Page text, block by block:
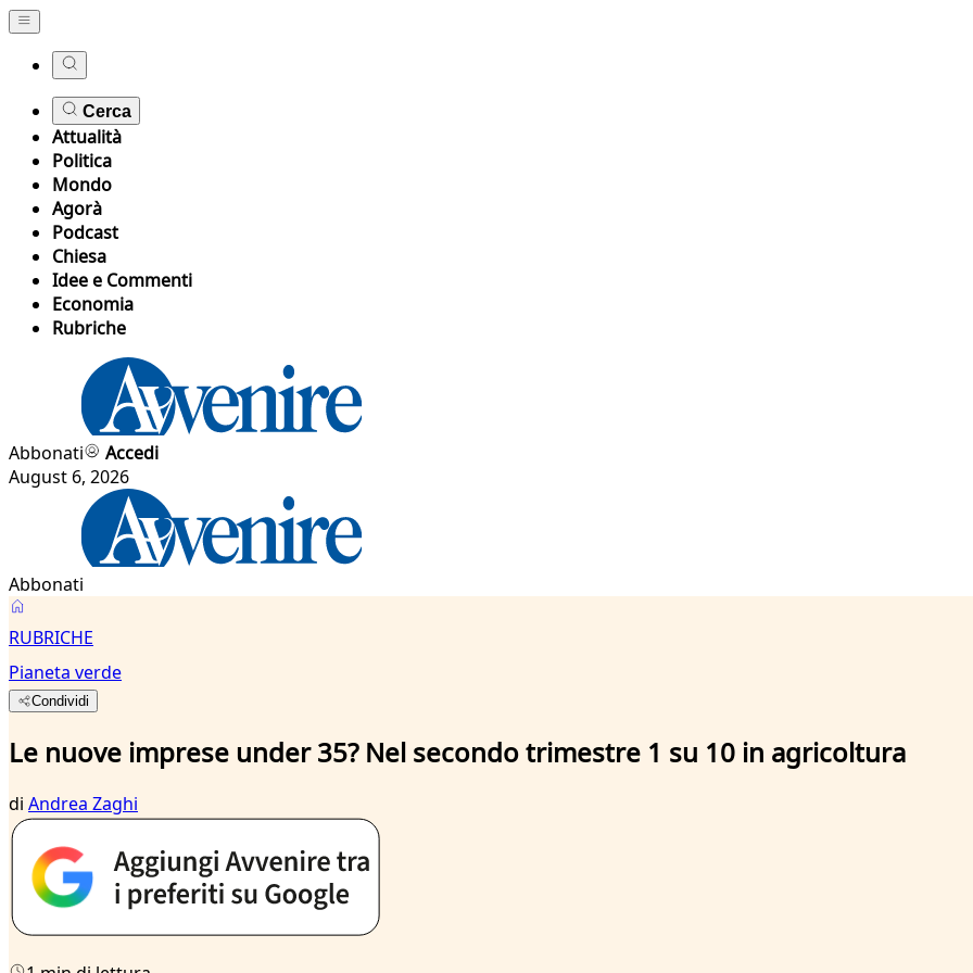
Cerca
Attualità
Politica
Mondo
Agorà
Podcast
Chiesa
Idee e Commenti
Economia
Rubriche
Abbonati
Accedi
August 6, 2026
Abbonati
RUBRICHE
Pianeta verde
Condividi
Le nuove imprese under 35? Nel secondo trimestre 1 su 10 in agricoltura
di Andrea Zaghi